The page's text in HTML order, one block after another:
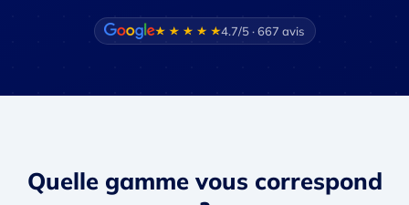
4.7/5 · 667 avis
Quelle gamme vous correspond